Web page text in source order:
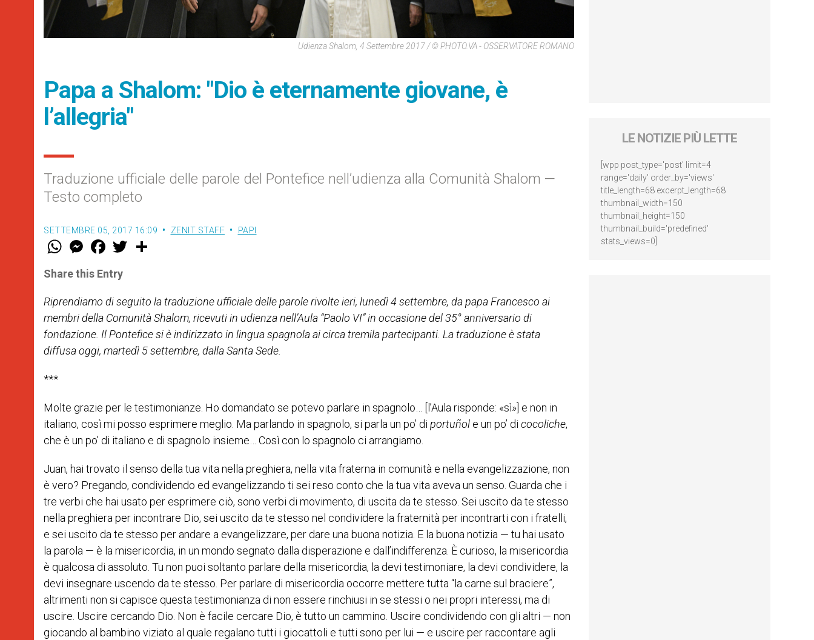
Udienza Shalom, 4 Settembre 2017 / © PHOTO.VA - OSSERVATORE ROMANO
Papa a Shalom: "Dio è eternamente giovane, è
l’allegria"
Traduzione ufficiale delle parole del Pontefice nell’udienza alla Comunità Shalom —
Testo completo
SETTEMBRE 05, 2017 16:09 ZENIT STAFF PAPI
W
t
s
p
p
M
e
s
e
g
e
r
F
a
e
b
o
k
w
r
Share this Entry
Riprendiamo di seguito la traduzione ufficiale delle parole rivolte ieri, lunedì 4 settembre, da papa Francesco ai
membri della Comunità Shalom, ricevuti in udienza nell’Aula “Paolo VI” in occasione del 35° anniversario di
fondazione. Il Pontefice si è indirizzato in lingua spagnola ai circa tremila partecipanti. La traduzione è stata
diffusa oggi, martedì 5 settembre, dalla Santa Sede.
***
Molte grazie per le testimonianze. Ho domandato se potevo parlare in spagnolo… [l’Aula risponde: «sì»] e non in
italiano, così mi posso esprimere meglio. Ma parlando in spagnolo, si parla un po’ di portuñol e un po’ di cocoliche,
che è un po’ di italiano e di spagnolo insieme… Così con lo spagnolo ci arrangiamo.
Juan, hai trovato il senso della tua vita nella preghiera, nella vita fraterna in comunità e nella evangelizzazione, non
è vero? Pregando, condividendo ed evangelizzando ti sei reso conto che la tua vita aveva un senso. Guarda che i
tre verbi che hai usato per esprimere ciò, sono verbi di movimento, di uscita da te stesso. Sei uscito da te stesso
nella preghiera per incontrare Dio, sei uscito da te stesso nel condividere la fraternità per incontrarti con i fratelli,
e sei uscito da te stesso per andare a evangelizzare, per dare una buona notizia. E la buona notizia — tu hai usato
la parola — è la misericordia, in un mondo segnato dalla disperazione e dall’indifferenza. È curioso, la misericordia
è qualcosa di assoluto. Tu non puoi soltanto parlare della misericordia, la devi testimoniare, la devi condividere, la
devi insegnare uscendo da te stesso. Per parlare di misericordia occorre mettere tutta “la carne sul braciere”,
altrimenti non si capisce questa testimonianza di non essere rinchiusi in se stessi o nei propri interessi, ma di
uscire. Uscire cercando Dio. Non è facile cercare Dio, è tutto un cammino. Uscire condividendo con gli altri — non
giocando al bambino viziato al quale regalano tutti i giocattoli e tutti sono per lui — e uscire per raccontare agli
LE NOTIZIE PIÙ LETTE
[wpp post_type='post' limit=4
range='daily' order_by='views'
title_length=68 excerpt_length=68
thumbnail_width=150
thumbnail_height=150
thumbnail_build='predefined'
stats_views=0]